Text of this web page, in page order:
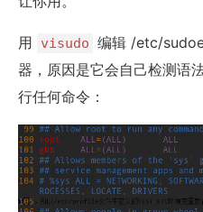
用 visudo 编辑 /etc/
器，原因是它会自己检测语
行任何命令：